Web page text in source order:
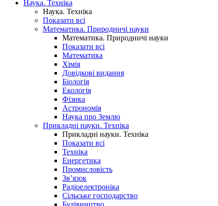
Наука. Техніка
Наука. Техніка
Показати всі
Математика. Природничі науки
Математика. Природничі науки
Показати всі
Математика
Хімія
Довідкові видання
Біологія
Екологія
Фізика
Астрономія
Наука про Землю
Прикладні науки. Техніка
Прикладні науки. Техніка
Показати всі
Техніка
Енергетика
Промисловість
Зв’язок
Радіоелектроніка
Сільське господарство
Будівництво